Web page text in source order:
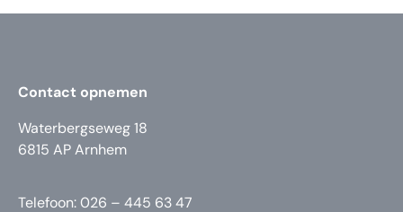
Contact opnemen
Waterbergseweg 18
6815 AP Arnhem
Telefoon: 026 – 445 63 47